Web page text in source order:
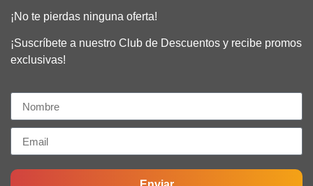
¡No te pierdas ninguna oferta!​
¡Suscríbete a nuestro Club de Descuentos y recibe promos
exclusivas!